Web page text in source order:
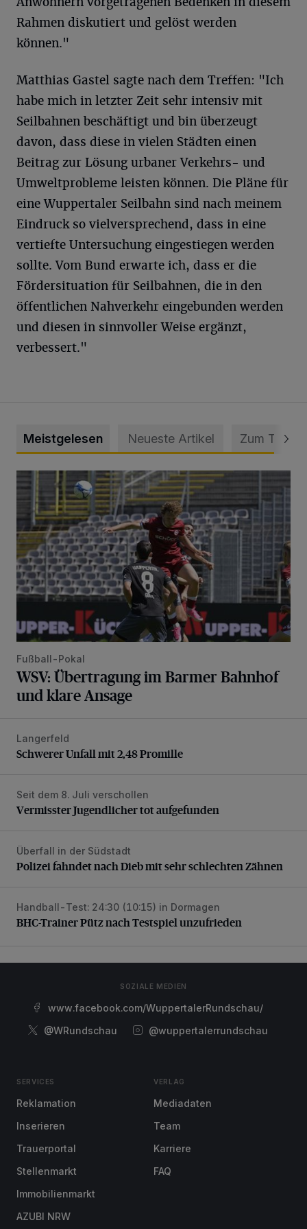
Rahmen diskutiert und gelöst werden
können."
Matthias Gastel sagte nach dem Treffen: "Ich
habe mich in letzter Zeit sehr intensiv mit
Seilbahnen beschäftigt und bin überzeugt
davon, dass diese in vielen Städten einen
Beitrag zur Lösung urbaner Verkehrs- und
Umweltprobleme leisten können. Die Pläne für
eine Wuppertaler Seilbahn sind nach meinem
Eindruck so vielversprechend, dass in eine
vertiefte Untersuchung eingestiegen werden
sollte. Vom Bund erwarte ich, dass er die
Fördersituation für Seilbahnen, die in den
öffentlichen Nahverkehr eingebunden werden
und diesen in sinnvoller Weise ergänzt,
verbessert."
Meistgelesen Neueste Artikel Zum Thema
WSV: Übertragung im Barmer Bahnhof und klare Ansage
Fußball-Pokal
WSV: Übertragung im Barmer Bahnhof
und klare Ansage
Schwerer Unfall mit 2,48 Promille
Langerfeld
Schwerer Unfall mit 2,48 Promille
Vermisster Jugendlicher tot aufgefunden
Seit dem 8. Juli verschollen
Vermisster Jugendlicher tot aufgefunden
Polizei fahndet nach Dieb mit sehr schlechten Zähnen
Überfall in der Südstadt
Polizei fahndet nach Dieb mit sehr schlechten Zähnen
BHC-Trainer Pütz nach Testspiel unzufrieden
Handball-Test: 24:30 (10:15) in Dormagen
BHC-Trainer Pütz nach Testspiel unzufrieden
SOZIALE MEDIEN
www.facebook.com/WuppertalerRundschau/
@WRundschau
@wuppertalerrundschau
SERVICES
Reklamation
Inserieren
Trauerportal
Stellenmarkt
Immobilienmarkt
AZUBI NRW
VERLAG
Mediadaten
Team
Karriere
FAQ